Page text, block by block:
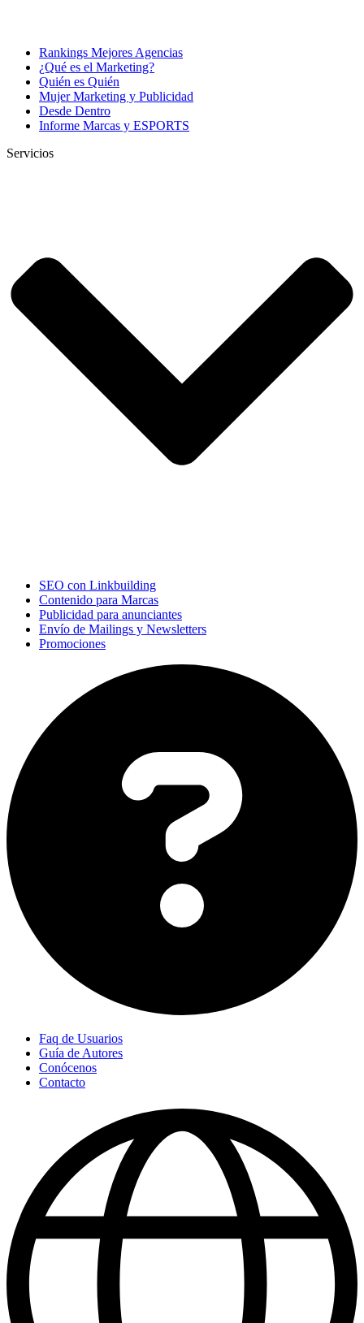
Rankings Mejores Agencias
¿Qué es el Marketing?
Quién es Quién
Mujer Marketing y Publicidad
Desde Dentro
Informe Marcas y ESPORTS
Servicios
SEO con Linkbuilding
Contenido para Marcas
Publicidad para anunciantes
Envío de Mailings y Newsletters
Promociones
Faq de Usuarios
Guía de Autores
Conócenos
Contacto